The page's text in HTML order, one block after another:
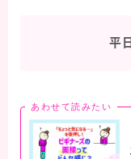
平
あわせて読みたい